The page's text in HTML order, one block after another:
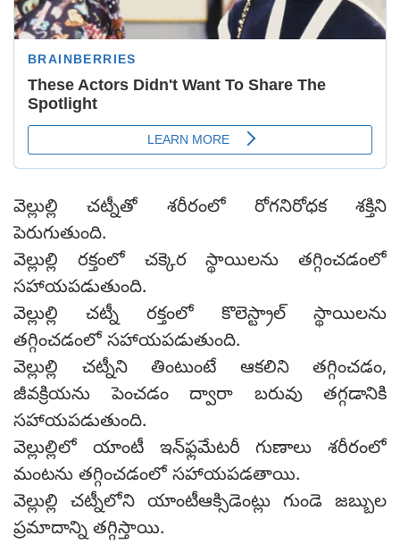
వెల్లుల్లి చట్నీతో శరీరంలో రోగనిరోధక శక్తిని
పెరుగుతుంది.
వెల్లుల్లి రక్తంలో చక్కెర స్థాయిలను తగ్గించడంలో
సహాయపడుతుంది.
వెల్లుల్లి చట్నీ రక్తంలో కొలెస్ట్రాల్ స్థాయిలను
తగ్గించడంలో సహాయపడుతుంది.
వెల్లుల్లి చట్నీని తింటుంటే ఆకలిని తగ్గించడం,
జీవక్రియను పెంచడం ద్వారా బరువు తగ్గడానికి
సహాయపడుతుంది.
వెల్లుల్లిలో యాంటీ ఇన్‌ఫ్లమేటరీ గుణాలు శరీరంలో
మంటను తగ్గించడంలో సహాయపడతాయి.
వెల్లుల్లి చట్నీలోని యాంటీఆక్సిడెంట్లు గుండె జబ్బుల
ప్రమాదాన్ని తగ్గిస్తాయి.